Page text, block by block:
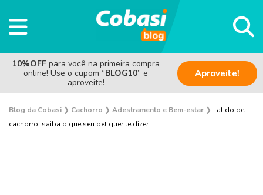
10%OFF para você na primeira compra
online! Use o cupom “BLOG10” e
aproveite!
Aproveite!
Blog da Cobasi ❯ Cachorro ❯ Adestramento e Bem-estar ❯ Latido de
cachorro: saiba o que seu pet quer te dizer